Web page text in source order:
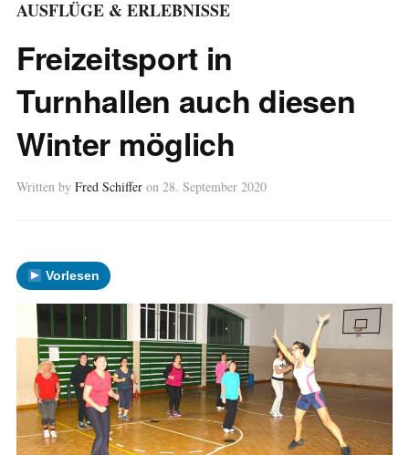
AUSFLÜGE & ERLEBNISSE
Freizeitsport in
Turnhallen auch diesen
Winter möglich
Written by Fred Schiffer on 28. September 2020
Vorlesen